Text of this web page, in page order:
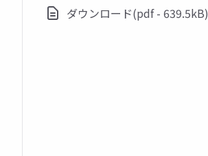
ダウンロード(pdf - 639.5kB)